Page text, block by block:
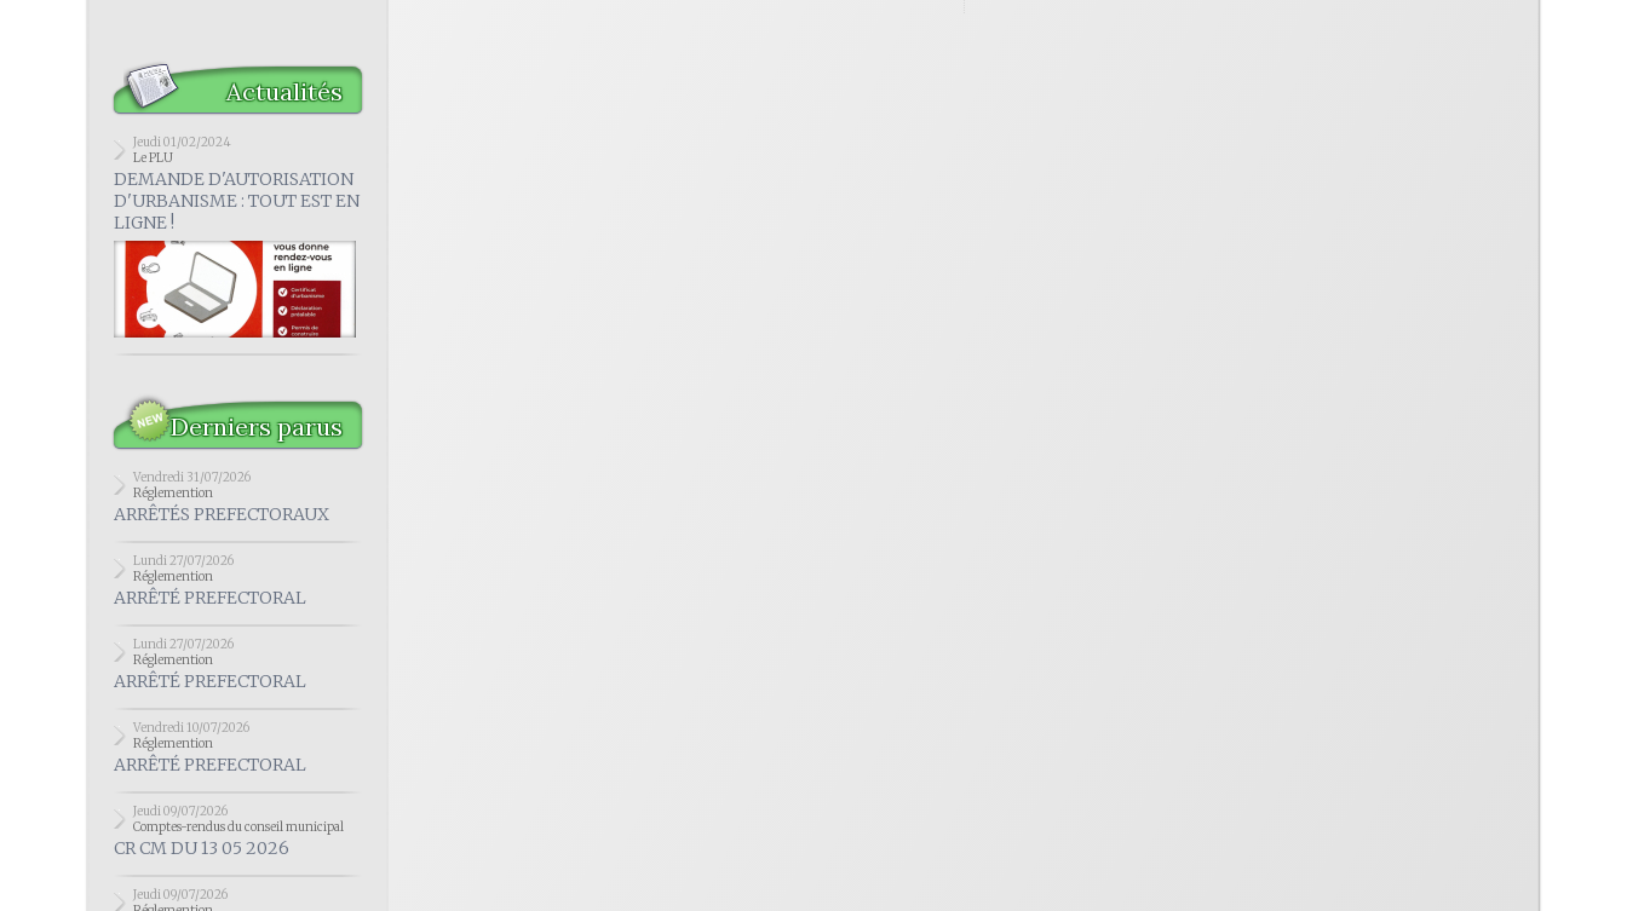
Actualités
Jeudi 01/02/2024
Le PLU
DEMANDE D'AUTORISATION
D'URBANISME : TOUT EST EN
LIGNE !
Derniers parus
Vendredi 31/07/2026
Réglemention
ARRÊTÉS PREFECTORAUX
Lundi 27/07/2026
Réglemention
ARRÊTÉ PREFECTORAL
Lundi 27/07/2026
Réglemention
ARRÊTÉ PREFECTORAL
Vendredi 10/07/2026
Réglemention
ARRÊTÉ PREFECTORAL
Jeudi 09/07/2026
Comptes-rendus du conseil municipal
CR CM DU 13 05 2026
Jeudi 09/07/2026